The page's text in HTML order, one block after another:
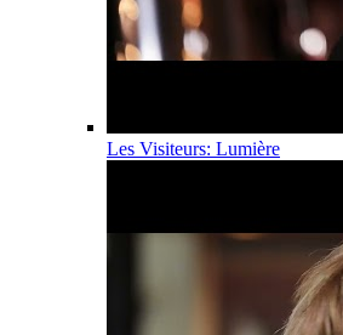
Les Visiteurs: Lumière